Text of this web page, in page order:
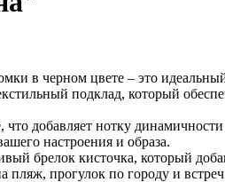
в черном цвете – это
подклад, который
что добавляет нотку
настроения и образа.
брелок кисточка, который
прогулок по городу и встреч